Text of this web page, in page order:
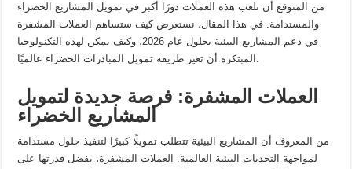
من المتوقع أن تلعب هذه العملات دورًا أكبر في تمويل المشاريع الخضراء
والمستدامة. في هذا المقال، نستعرض كيف ستساهم العملات المشفرة
في دعم المشاريع البيئية بحلول عام 2026، وكيف يمكن لهذه التكنولوجيا
المبتكرة أن تغير طريقة تمويل المبادرات الخضراء عالميًا.
العملات المشفرة: فرصة جديدة لتمويل
المشاريع الخضراء
من المعروف أن المشاريع البيئية تتطلب تمويلًا كبيرًا لتنفيذ حلول مستدامة
لمواجهة التحديات البيئية العالمية. العملات المشفرة، بفضل قدرتها على